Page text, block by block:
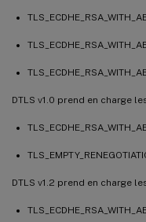
DTLS v1.0 prend en charge
DTLS v1.2 prend en charge